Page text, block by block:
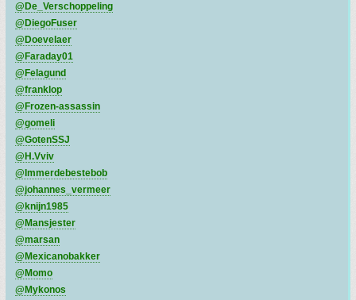
@De_Verschoppeling
@DiegoFuser
@Doevelaer
@Faraday01
@Felagund
@franklop
@Frozen-assassin
@gomeli
@GotenSSJ
@H.Vviv
@Immerdebestebob
@johannes_vermeer
@knijn1985
@Mansjester
@marsan
@Mexicanobakker
@Momo
@Mykonos